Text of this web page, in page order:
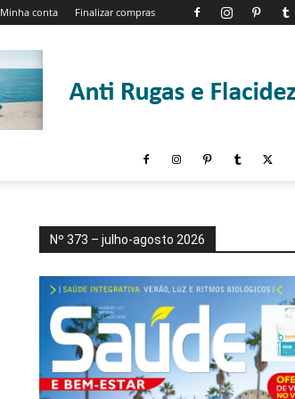
Minha conta Finalizar compras
Nº 373 – julho-agosto 2026